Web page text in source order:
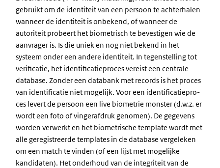
gebruikt om de identiteit van een persoon te achterhalen
wanneer de identiteit is onbekend, of wanneer de
autoriteit probeert het biometrisch te bevestigen wie de
aanvrager is. Is die uniek en nog niet bekend in het
systeem onder een andere identiteit. In tegenstelling tot
verificatie, het identificatieproces vereist een centrale
database. Zonder een databank met records is het proces
van identificatie niet mogelijk. Voor een identificatiepro-
ces levert de persoon een live biometrie monster (d.w.z. er
wordt een foto of vingerafdruk genomen). De gegevens
worden verwerkt en het biometrische template wordt met
alle geregistreerde templates in de database vergeleken
om een match te vinden (of een lijst met mogelijke
kandidaten). Het onderhoud van de integriteit van de